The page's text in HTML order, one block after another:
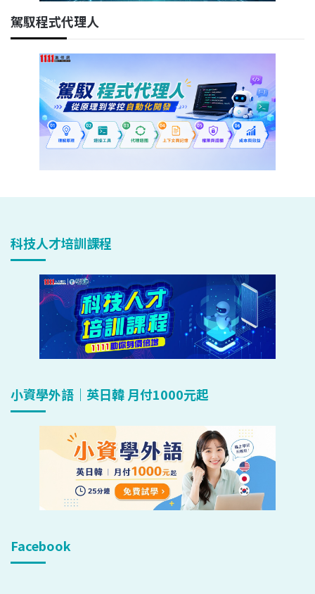
駕馭程式代理人
科技人才培訓課程
小資學外語｜英日韓 月付1000元起
Facebook